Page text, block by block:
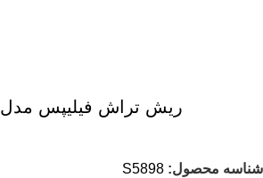
ریش تراش فیلیپس مدل S5898
شناسه محصول: S5898